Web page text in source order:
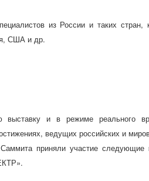
из России и таких стран,
США и др.
выставку и в режиме реального
ведущих российских и
приняли участие